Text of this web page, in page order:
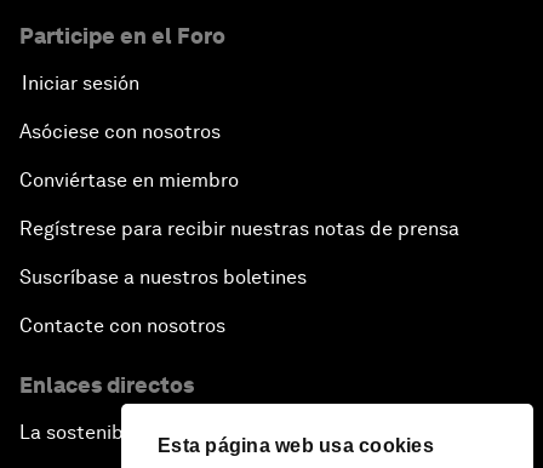
Esta página web usa cookies
Participe en el Foro
Iniciar sesión
Asóciese con nosotros
Conviértase en miembro
Regístrese para recibir nuestras notas de prensa
Suscríbase a nuestros boletines
Contacte con nosotros
Enlaces directos
La sostenibilidad en el Foro